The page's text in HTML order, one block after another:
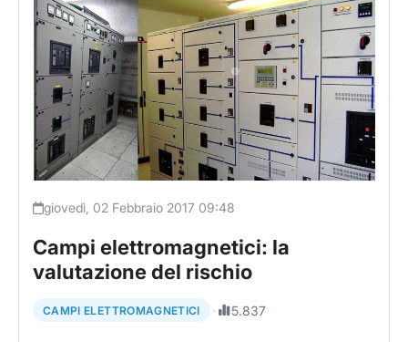
giovedì, 02 Febbraio 2017 09:48
Campi elettromagnetici: la
valutazione del rischio
CAMPI ELETTROMAGNETICI · 5.837